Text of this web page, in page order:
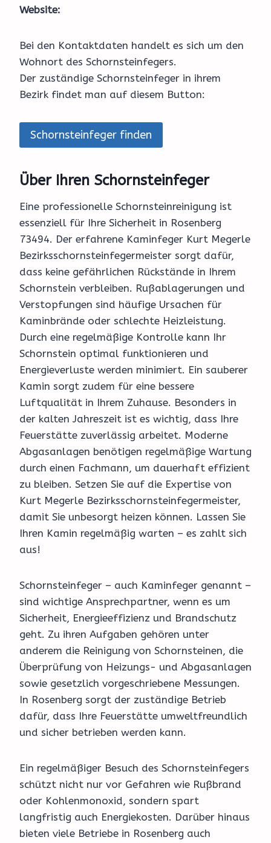
Website:
Bei den Kontaktdaten handelt es sich um den
Wohnort des Schornsteinfegers.
Der zuständige Schornsteinfeger in ihrem
Bezirk findet man auf diesem Button:
Schornsteinfeger finden
Über Ihren Schornsteinfeger
Eine professionelle Schornsteinreinigung ist
essenziell für Ihre Sicherheit in Rosenberg
73494. Der erfahrene Kaminfeger Kurt Megerle
Bezirksschornsteinfegermeister sorgt dafür,
dass keine gefährlichen Rückstände in Ihrem
Schornstein verbleiben. Rußablagerungen und
Verstopfungen sind häufige Ursachen für
Kaminbrände oder schlechte Heizleistung.
Durch eine regelmäßige Kontrolle kann Ihr
Schornstein optimal funktionieren und
Energieverluste werden minimiert. Ein sauberer
Kamin sorgt zudem für eine bessere
Luftqualität in Ihrem Zuhause. Besonders in
der kalten Jahreszeit ist es wichtig, dass Ihre
Feuerstätte zuverlässig arbeitet. Moderne
Abgasanlagen benötigen regelmäßige Wartung
durch einen Fachmann, um dauerhaft effizient
zu bleiben. Setzen Sie auf die Expertise von
Kurt Megerle Bezirksschornsteinfegermeister,
damit Sie unbesorgt heizen können. Lassen Sie
Ihren Kamin regelmäßig warten – es zahlt sich
aus!
Schornsteinfeger – auch Kaminfeger genannt –
sind wichtige Ansprechpartner, wenn es um
Sicherheit, Energieeffizienz und Brandschutz
geht. Zu ihren Aufgaben gehören unter
anderem die Reinigung von Schornsteinen, die
Überprüfung von Heizungs- und Abgasanlagen
sowie gesetzlich vorgeschriebene Messungen.
In Rosenberg sorgt der zuständige Betrieb
dafür, dass Ihre Feuerstätte umweltfreundlich
und sicher betrieben werden kann.
Ein regelmäßiger Besuch des Schornsteinfegers
schützt nicht nur vor Gefahren wie Rußbrand
oder Kohlenmonoxid, sondern spart
langfristig auch Energiekosten. Darüber hinaus
bieten viele Betriebe in Rosenberg auch